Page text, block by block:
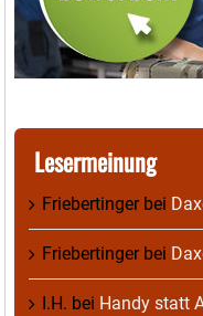
Lesermeinung
Friebertingerbei
Friebertingerbei
I.H. bei Handy statt